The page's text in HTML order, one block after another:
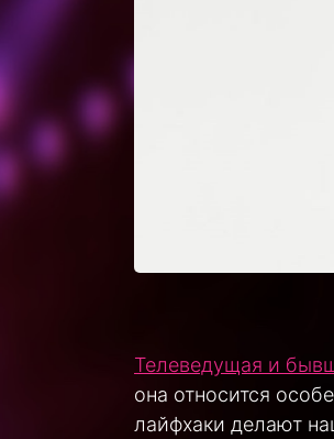
Телеведущая и
она относится
лайфхаки делают